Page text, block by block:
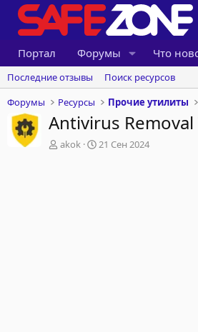
Портал Форумы Что
Последние отзывы
Поиск ресурсов
Форумы
Ресурсы Прочие утилиты
Antivirus Removal
А
akok
Д
21 Сен 2024